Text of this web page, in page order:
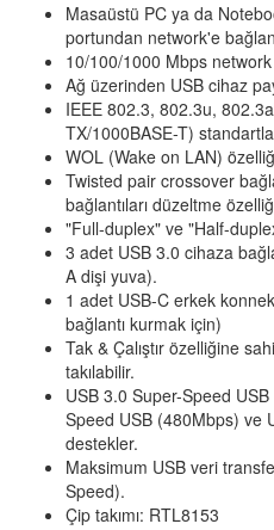
Masaüstü PC ya da
portundan network'e
10/100/1000 Mbps network
Ağ üzerinden USB cihaz
IEEE 802.3, 802.3u,
TX/1000BASE-T)
WOL (Wake on LAN)
Twisted pair crossover
bağlantıları düzeltme
"Full-duplex" ve "Half-
3 adet USB 3.0 cihaza
A dişi yuva).
1 adet USB-C erkek
bağlantı kurmak için)
Tak & Çalıştır özelliğine
takılabilir.
USB 3.0 Super-Speed
Speed USB (480Mbps) ve
destekler.
Maksimum USB veri
Speed).
Çip takımı: RTL8153